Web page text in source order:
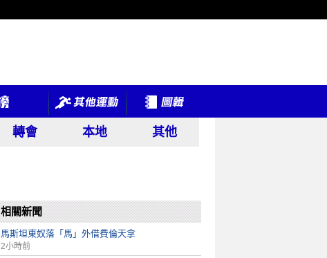
轉會 本地 其他
相關新聞
馬斯坦東奴落「馬」外借費倫天拿
2小時前